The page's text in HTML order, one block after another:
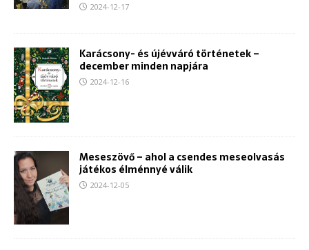
2024-12-17
Karácsony- és újévváró történetek –
december minden napjára
2024-12-16
Meseszövő – ahol a csendes meseolvasás
játékos élménnyé válik
2024-12-05